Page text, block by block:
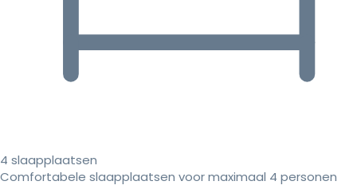
4 slaapplaatsen
Comfortabele slaapplaatsen voor maximaal 4 personen